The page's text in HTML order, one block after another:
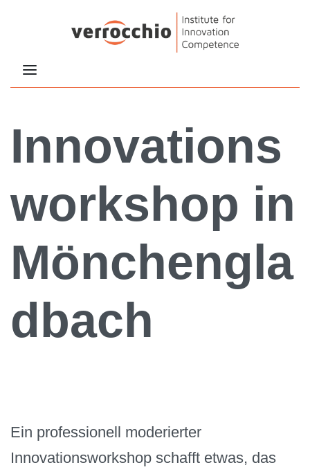
Innovations
workshop in
Mönchengla
dbach
Ein professionell moderierter
Innovationsworkshop schafft etwas, das